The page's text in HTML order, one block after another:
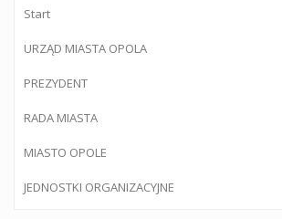
Start
URZĄD MIASTA OPOLA
PREZYDENT
RADA MIASTA
MIASTO OPOLE
JEDNOSTKI ORGANIZACYJNE